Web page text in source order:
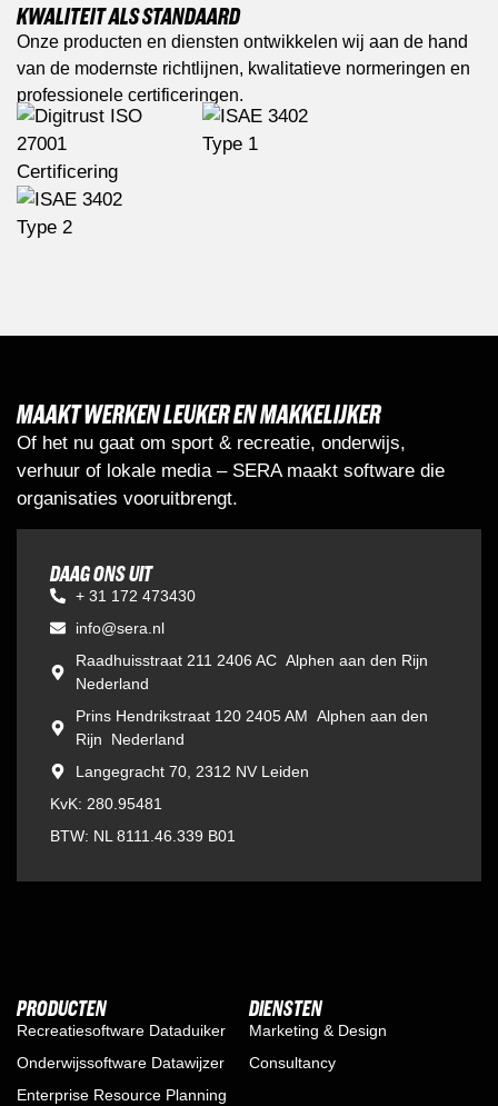
KWALITEIT ALS STANDAARD
Onze producten en diensten ontwikkelen wij aan de hand
van de modernste richtlijnen, kwalitatieve normeringen en
professionele certificeringen.
MAAKT WERKEN LEUKER EN MAKKELIJKER
Of het nu gaat om sport & recreatie, onderwijs,
verhuur of lokale media – SERA maakt software die
organisaties vooruitbrengt.
DAAG ONS UIT
+ 31 172 473430
info@sera.nl
Raadhuisstraat 211 2406 AC Alphen aan den Rijn
Nederland
Prins Hendrikstraat 120 2405 AM Alphen aan den
Rijn Nederland
Langegracht 70, 2312 NV Leiden
KvK: 280.95481
BTW: NL 8111.46.339 B01
PRODUCTEN
Recreatiesoftware Dataduiker
Onderwijssoftware Datawijzer
Enterprise Resource Planning
DIENSTEN
Marketing & Design
Consultancy